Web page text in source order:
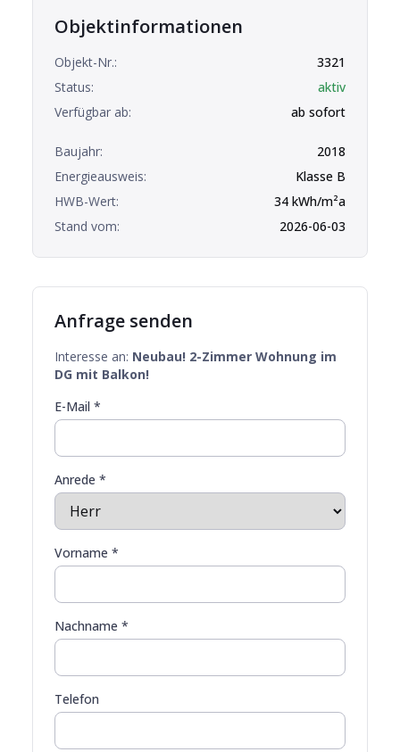
Objektinformationen
Objekt-Nr.:
3321
Status:
aktiv
Verfügbar ab:
ab sofort
Baujahr:
2018
Energieausweis:
Klasse B
HWB-Wert:
34 kWh/m²a
Stand vom:
2026-06-03
Anfrage senden
Interesse an: Neubau! 2-Zimmer Wohnung im
DG mit Balkon!
E-Mail *
Anrede *
Vorname *
Nachname *
Telefon